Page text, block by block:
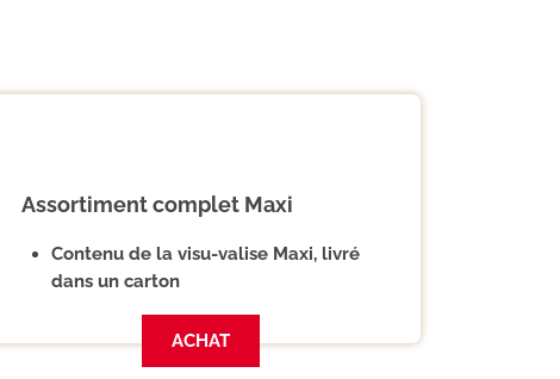
Assortiment complet Maxi
Contenu de la visu-valise Maxi, livré
dans un carton
ACHAT